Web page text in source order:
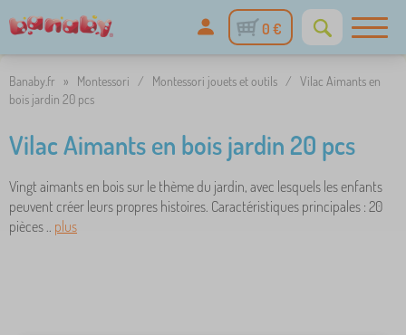
0 €
Banaby.fr » Montessori / Montessori jouets et outils / Vilac Aimants en
bois jardin 20 pcs
Vilac Aimants en bois jardin 20 pcs
Vingt aimants en bois sur le thème du jardin, avec lesquels les enfants
peuvent créer leurs propres histoires. Caractéristiques principales : 20
pièces .. plus